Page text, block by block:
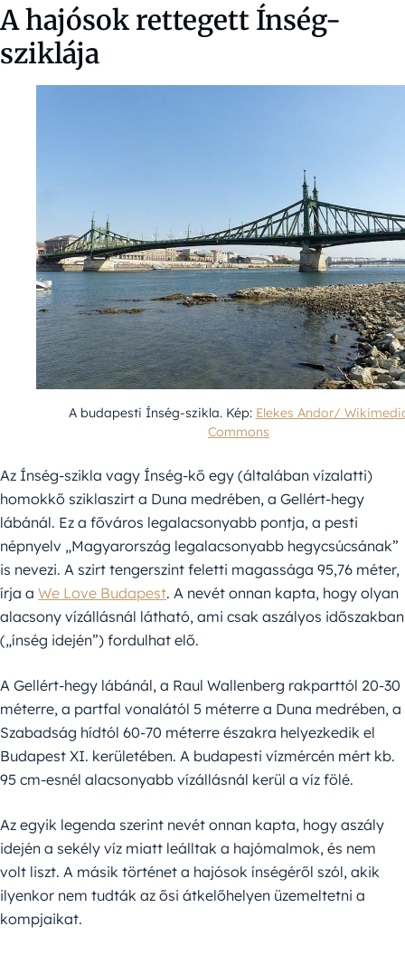
A hajósok rettegett Ínség-
sziklája
A budapesti Ínség-szikla. Kép: Elekes Andor/
Commons
Az Ínség-szikla vagy Ínség-kő egy (általában vízalatti)
homokkő sziklaszirt a Duna medrében, a Gellért-hegy
lábánál. Ez a főváros legalacsonyabb pontja, a pesti
népnyelv „Magyarország legalacsonyabb hegycsúcsának”
is nevezi. A szirt tengerszint feletti magassága 95,76 méter,
írja a We Love Budapest. A nevét onnan kapta, hogy olyan
alacsony vízállásnál látható, ami csak aszályos időszakban
(„ínség idején”) fordulhat elő.
A Gellért-hegy lábánál, a Raul Wallenberg rakparttól 20-30
méterre, a partfal vonalától 5 méterre a Duna medrében, a
Szabadság hídtól 60-70 méterre északra helyezkedik el
Budapest XI. kerületében. A budapesti vízmércén mért kb.
95 cm-esnél alacsonyabb vízállásnál kerül a víz fölé.
Az egyik legenda szerint nevét onnan kapta, hogy aszály
idején a sekély víz miatt leálltak a hajómalmok, és nem
volt liszt. A másik történet a hajósok ínségéről szól, akik
ilyenkor nem tudták az ősi átkelőhelyen üzemeltetni a
kompjaikat.